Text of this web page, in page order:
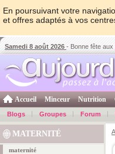
En poursuivant votre
et offres adaptés à vos
Samedi 8 août 2026 - Bonne fête aux
Accueil Minceur Nutrition
Blogs Groupes Forum
MATERNITÉ
maternité